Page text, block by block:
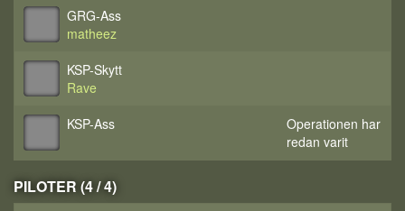
GRG-Ass
matheez
KSP-Skytt
Rave
KSP-Ass
Operationen har
redan varit
PILOTER (4 / 4)